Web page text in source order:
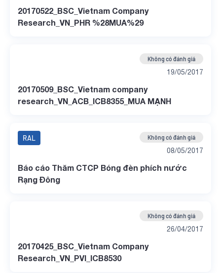
20170522_BSC_Vietnam Company
Research_VN_PHR %28MUA%29
Không có đánh giá
19/05/2017
20170509_BSC_Vietnam company
research_VN_ACB_ICB8355_MUA MẠNH
RAL Không có đánh giá
08/05/2017
Báo cáo Thăm CTCP Bóng đèn phích nước
Rạng Đông
Không có đánh giá
26/04/2017
20170425_BSC_Vietnam Company
Research_VN_PVI_ICB8530